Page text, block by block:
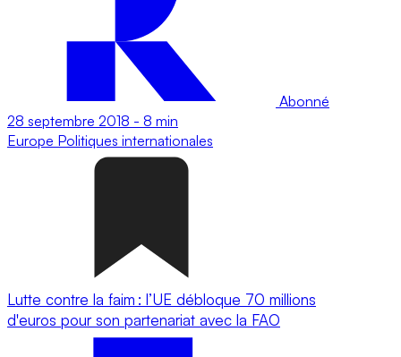
Abonné
28 septembre 2018 - 8 min
Europe Politiques internationales
Lutte contre la faim : l’UE débloque 70 millions
d'euros pour son partenariat avec la FAO